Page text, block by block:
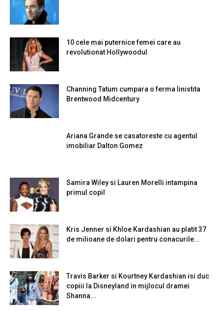
10 cele mai puternice femei care au
revolutionat Hollywoodul
Channing Tatum cumpara o ferma linistita
Brentwood Midcentury
Ariana Grande se casatoreste cu agentul
imobiliar Dalton Gomez
Samira Wiley si Lauren Morelli intampina
primul copil
Kris Jenner si Khloe Kardashian au platit 37
de milioane de dolari pentru conacurile...
Travis Barker si Kourtney Kardashian isi duc
copiii la Disneyland in mijlocul dramei
Shanna...